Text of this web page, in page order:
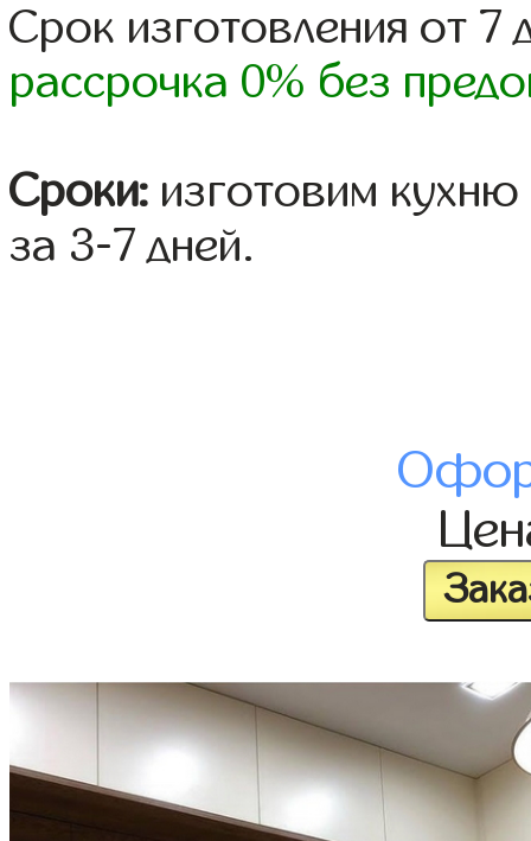
Срок изготовления от 7
рассрочка 0% без
Сроки: изготовим
за 3-7 дней.